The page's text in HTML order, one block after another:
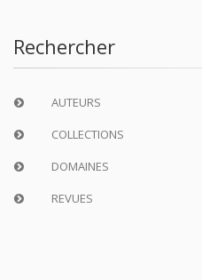
Rechercher
AUTEURS
COLLECTIONS
DOMAINES
REVUES